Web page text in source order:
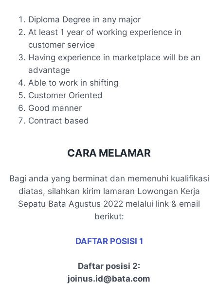
Diploma Degree in any major
At least 1 year of working experience in
customer service
Having experience in marketplace will be an
advantage
Able to work in shifting
Customer Oriented
Good manner
Contract based
CARA MELAMAR
Bagi anda yang berminat dan memenuhi kualifikasi
diatas, silahkan kirim lamaran Lowongan Kerja
Sepatu Bata Agustus 2022 melalui link & email
berikut:
DAFTAR POSISI 1
Daftar posisi 2:
joinus.id@bata.com